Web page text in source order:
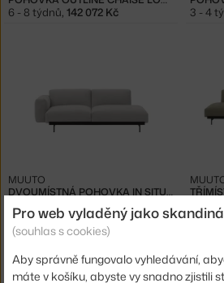
6 - 8 týdnů, 142 072 Kč 3 - 4
DVOUMÍSTNÁ POHOVKA IN SITU, CLAY 12
MUUTO
3 - 4 týdny 90 414 Kč 8 - 10
Pro web vyladěný jako
(souhlas s cookies)
Aby správně fungovalo vyhledávání,
máte v košíku, abyste vy snadno zjistili